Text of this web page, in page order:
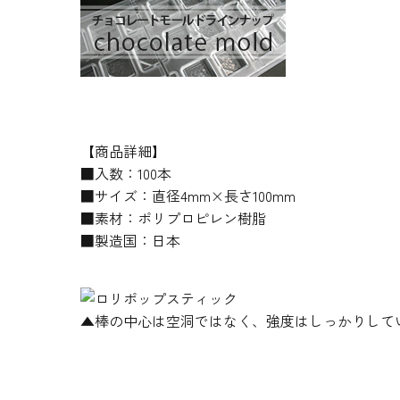
【商品詳細】
■入数：100本
■サイズ：直径4mm×長さ100mm
■素材：ポリプロピレン樹脂
■製造国：日本
▲棒の中心は空洞ではなく、強度はしっかりして